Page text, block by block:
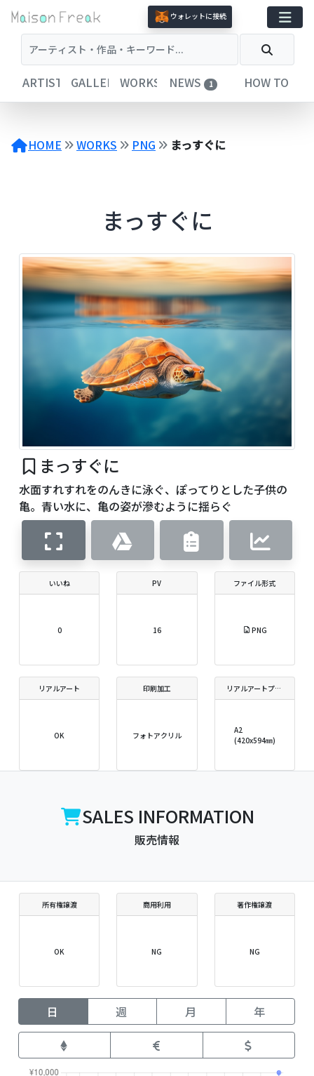
ウォレットに接続
ARTISTS GALLERIESWORKS NEWS 1 HOW TO
HOME WORKS PNG まっすぐに
まっすぐに
まっすぐに
水面すれすれをのんきに泳ぐ、ぽってりとした子供の
亀。青い水に、亀の姿が滲むように揺らぐ
いいね
0
PV
16
ファイル形式
PNG
リアルアート
OK
印刷加工
フォトアクリル
リアルアートプリントサイズ
A2
(420x594㎜)
SALES INFORMATION
販売情報
所有権譲渡
OK
商用利用
NG
著作権譲渡
NG
日 週 月 年